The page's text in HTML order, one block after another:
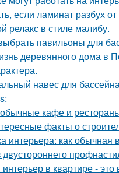
если ламинат разбух
релакс в стиле малибу.
павильоны для
деревянного дома в
навес для
кафе и
факты о
интерьера: как обычная
в квартире -